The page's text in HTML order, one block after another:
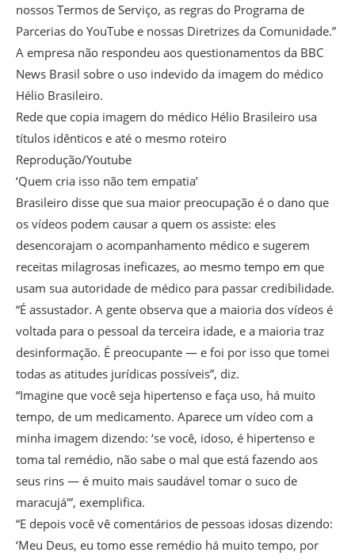
nossos Termos de Serviço, as regras do Programa de
Parcerias do YouTube e nossas Diretrizes da Comunidade.”
A empresa não respondeu aos questionamentos da BBC
News Brasil sobre o uso indevido da imagem do médico
Hélio Brasileiro.
Rede que copia imagem do médico Hélio Brasileiro usa
títulos idênticos e até o mesmo roteiro
Reprodução/Youtube
‘Quem cria isso não tem empatia’
Brasileiro disse que sua maior preocupação é o dano que
os vídeos podem causar a quem os assiste: eles
desencorajam o acompanhamento médico e sugerem
receitas milagrosas ineficazes, ao mesmo tempo em que
usam sua autoridade de médico para passar credibilidade.
“É assustador. A gente observa que a maioria dos vídeos é
voltada para o pessoal da terceira idade, e a maioria traz
desinformação. É preocupante — e foi por isso que tomei
todas as atitudes jurídicas possíveis”, diz.
“Imagine que você seja hipertenso e faça uso, há muito
tempo, de um medicamento. Aparece um vídeo com a
minha imagem dizendo: ‘se você, idoso, é hipertenso e
toma tal remédio, não sabe o mal que está fazendo aos
seus rins — é muito mais saudável tomar o suco de
maracujá'”, exemplifica.
“E depois você vê comentários de pessoas idosas dizendo:
‘Meu Deus, eu tomo esse remédio há muito tempo, por